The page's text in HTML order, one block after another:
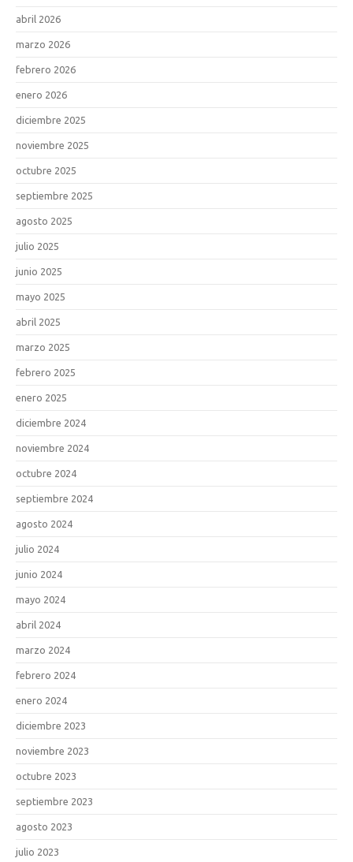
abril 2026
marzo 2026
febrero 2026
enero 2026
diciembre 2025
noviembre 2025
octubre 2025
septiembre 2025
agosto 2025
julio 2025
junio 2025
mayo 2025
abril 2025
marzo 2025
febrero 2025
enero 2025
diciembre 2024
noviembre 2024
octubre 2024
septiembre 2024
agosto 2024
julio 2024
junio 2024
mayo 2024
abril 2024
marzo 2024
febrero 2024
enero 2024
diciembre 2023
noviembre 2023
octubre 2023
septiembre 2023
agosto 2023
julio 2023